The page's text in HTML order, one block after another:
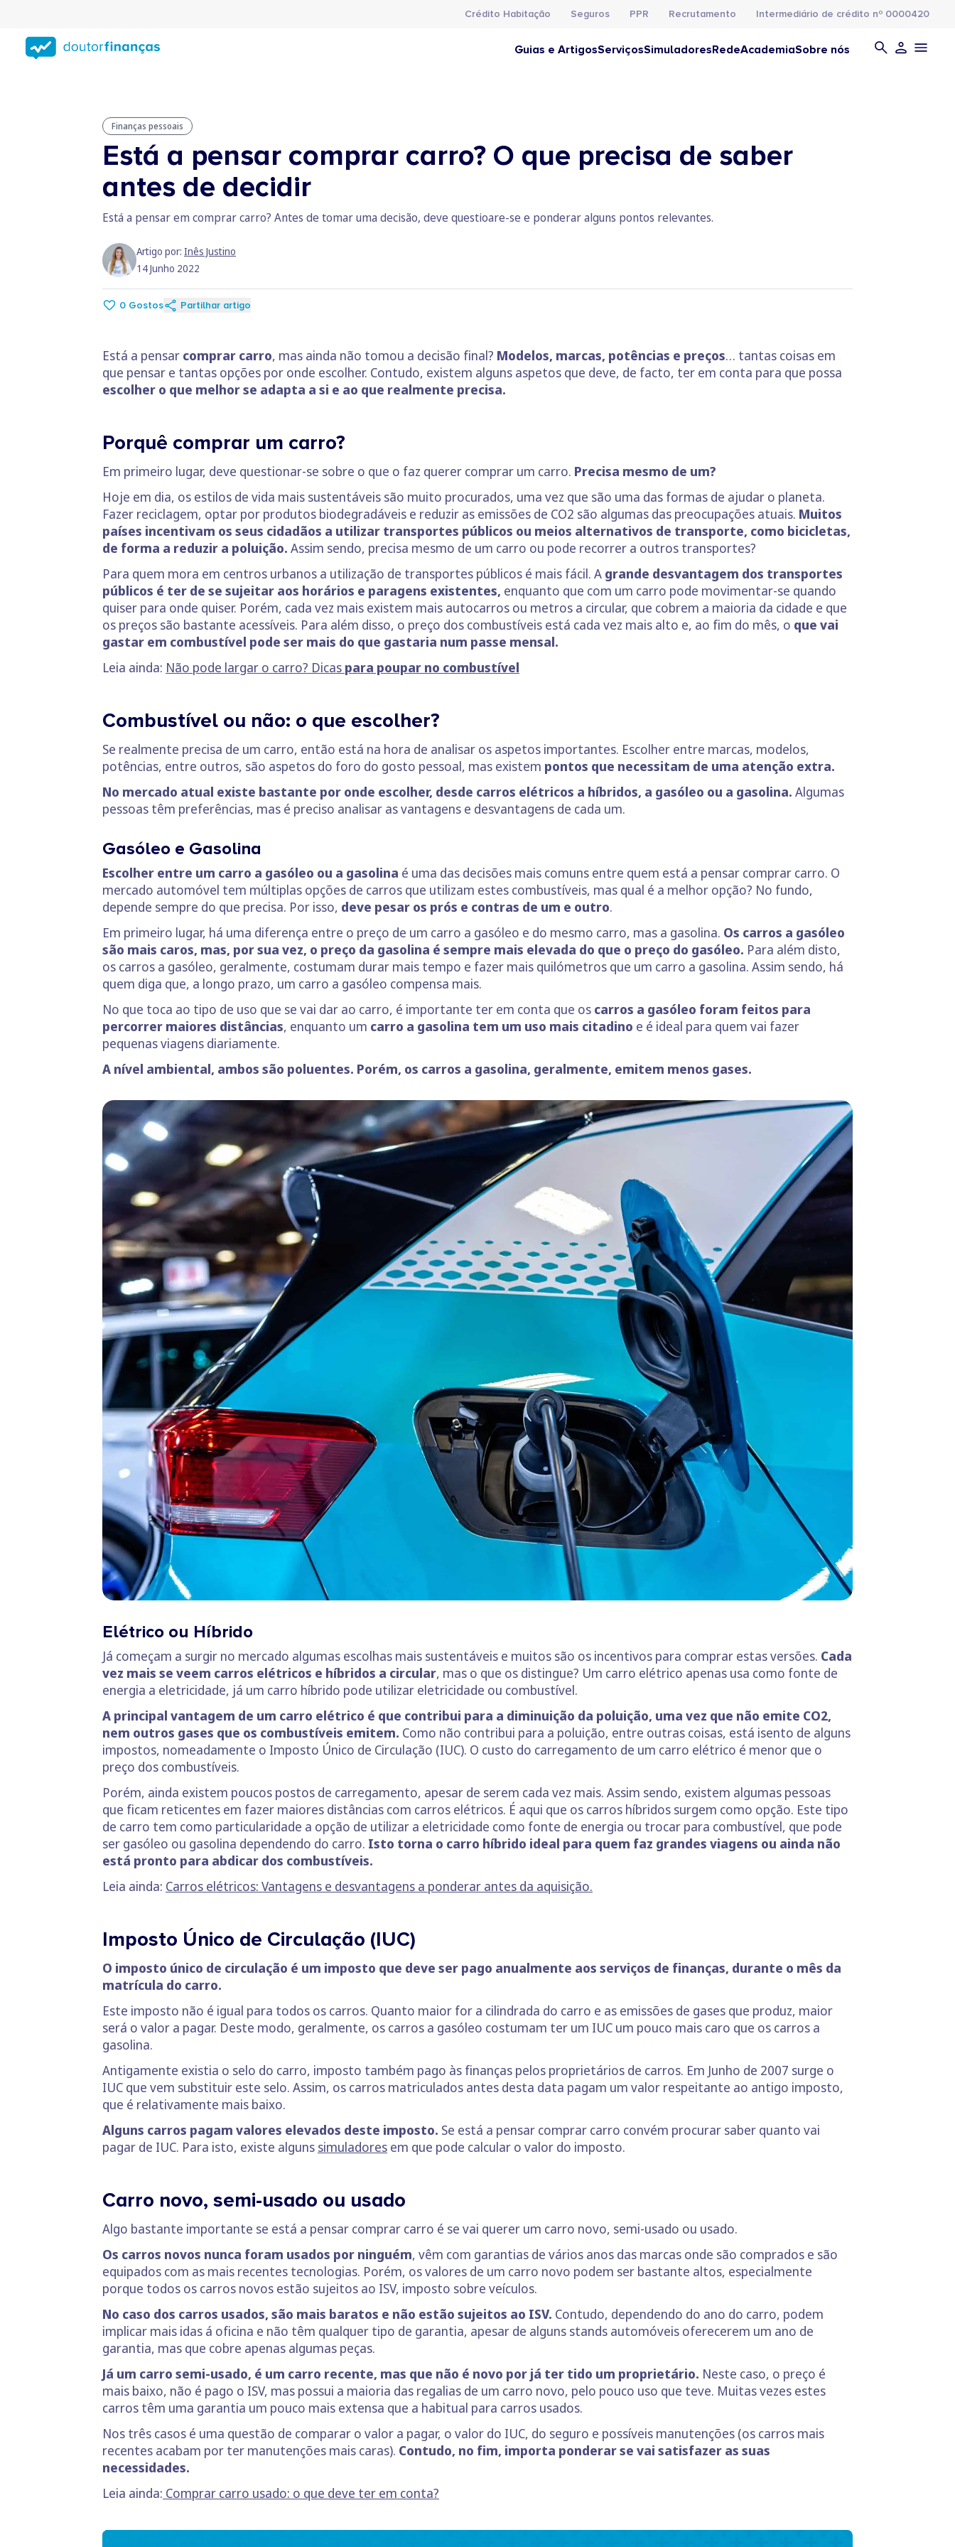
conteúdo
principal
Crédito Habitação Seguros PPR Recrutamento Intermediário de crédito nº 0000420
Guias e ArtigosServiçosSimuladoresRedeAcademiaSobre nós
Finanças pessoais
Está a pensar comprar carro? O que precisa de saber
antes de decidir
Está a pensar em comprar carro? Antes de tomar uma decisão, deve questioare-se e ponderar alguns pontos relevantes.
Artigo por: Inês Justino
14 Junho 2022
0 Gostos Partilhar artigo
Está a pensar comprar carro, mas ainda não tomou a decisão final? Modelos, marcas, potências e preços… tantas coisas em
que pensar e tantas opções por onde escolher. Contudo, existem alguns aspetos que deve, de facto, ter em conta para que possa
escolher o que melhor se adapta a si e ao que realmente precisa.
Porquê comprar um carro?
Em primeiro lugar, deve questionar-se sobre o que o faz querer comprar um carro. Precisa mesmo de um?
Hoje em dia, os estilos de vida mais sustentáveis são muito procurados, uma vez que são uma das formas de ajudar o planeta.
Fazer reciclagem, optar por produtos biodegradáveis e reduzir as emissões de CO2 são algumas das preocupações atuais. Muitos
países incentivam os seus cidadãos a utilizar transportes públicos ou meios alternativos de transporte, como bicicletas,
de forma a reduzir a poluição. Assim sendo, precisa mesmo de um carro ou pode recorrer a outros transportes?
Para quem mora em centros urbanos a utilização de transportes públicos é mais fácil. A grande desvantagem dos transportes
públicos é ter de se sujeitar aos horários e paragens existentes, enquanto que com um carro pode movimentar-se quando
quiser para onde quiser. Porém, cada vez mais existem mais autocarros ou metros a circular, que cobrem a maioria da cidade e que
os preços são bastante acessíveis. Para além disso, o preço dos combustíveis está cada vez mais alto e, ao fim do mês, o que vai
gastar em combustível pode ser mais do que gastaria num passe mensal.
Leia ainda: Não pode largar o carro? Dicas para poupar no combustível
Combustível ou não: o que escolher?
Se realmente precisa de um carro, então está na hora de analisar os aspetos importantes. Escolher entre marcas, modelos,
potências, entre outros, são aspetos do foro do gosto pessoal, mas existem pontos que necessitam de uma atenção extra.
No mercado atual existe bastante por onde escolher, desde carros elétricos a híbridos, a gasóleo ou a gasolina. Algumas
pessoas têm preferências, mas é preciso analisar as vantagens e desvantagens de cada um.
Gasóleo e Gasolina
Escolher entre um carro a gasóleo ou a gasolina é uma das decisões mais comuns entre quem está a pensar comprar carro. O
mercado automóvel tem múltiplas opções de carros que utilizam estes combustíveis, mas qual é a melhor opção? No fundo,
depende sempre do que precisa. Por isso, deve pesar os prós e contras de um e outro.
Em primeiro lugar, há uma diferença entre o preço de um carro a gasóleo e do mesmo carro, mas a gasolina. Os carros a gasóleo
são mais caros, mas, por sua vez, o preço da gasolina é sempre mais elevada do que o preço do gasóleo. Para além disto,
os carros a gasóleo, geralmente, costumam durar mais tempo e fazer mais quilómetros que um carro a gasolina. Assim sendo, há
quem diga que, a longo prazo, um carro a gasóleo compensa mais.
No que toca ao tipo de uso que se vai dar ao carro, é importante ter em conta que os carros a gasóleo foram feitos para
percorrer maiores distâncias, enquanto um carro a gasolina tem um uso mais citadino e é ideal para quem vai fazer
pequenas viagens diariamente.
A nível ambiental, ambos são poluentes. Porém, os carros a gasolina, geralmente, emitem menos gases.
Elétrico ou Híbrido
Já começam a surgir no mercado algumas escolhas mais sustentáveis e muitos são os incentivos para comprar estas versões. Cada
vez mais se veem carros elétricos e híbridos a circular, mas o que os distingue? Um carro elétrico apenas usa como fonte de
energia a eletricidade, já um carro híbrido pode utilizar eletricidade ou combustível.
A principal vantagem de um carro elétrico é que contribui para a diminuição da poluição, uma vez que não emite CO2,
nem outros gases que os combustíveis emitem. Como não contribui para a poluição, entre outras coisas, está isento de alguns
impostos, nomeadamente o Imposto Único de Circulação (IUC). O custo do carregamento de um carro elétrico é menor que o
preço dos combustíveis.
Porém, ainda existem poucos postos de carregamento, apesar de serem cada vez mais. Assim sendo, existem algumas pessoas
que ficam reticentes em fazer maiores distâncias com carros elétricos. É aqui que os carros híbridos surgem como opção. Este tipo
de carro tem como particularidade a opção de utilizar a eletricidade como fonte de energia ou trocar para combustível, que pode
ser gasóleo ou gasolina dependendo do carro. Isto torna o carro híbrido ideal para quem faz grandes viagens ou ainda não
está pronto para abdicar dos combustíveis.
Leia ainda: Carros elétricos: Vantagens e desvantagens a ponderar antes da aquisição.
Imposto Único de Circulação (IUC)
O imposto único de circulação é um imposto que deve ser pago anualmente aos serviços de finanças, durante o mês da
matrícula do carro.
Este imposto não é igual para todos os carros. Quanto maior for a cilindrada do carro e as emissões de gases que produz, maior
será o valor a pagar. Deste modo, geralmente, os carros a gasóleo costumam ter um IUC um pouco mais caro que os carros a
gasolina.
Antigamente existia o selo do carro, imposto também pago às finanças pelos proprietários de carros. Em Junho de 2007 surge o
IUC que vem substituir este selo. Assim, os carros matriculados antes desta data pagam um valor respeitante ao antigo imposto,
que é relativamente mais baixo.
Alguns carros pagam valores elevados deste imposto. Se está a pensar comprar carro convém procurar saber quanto vai
pagar de IUC. Para isto, existe alguns simuladores em que pode calcular o valor do imposto.
Carro novo, semi-usado ou usado
Algo bastante importante se está a pensar comprar carro é se vai querer um carro novo, semi-usado ou usado.
Os carros novos nunca foram usados por ninguém, vêm com garantias de vários anos das marcas onde são comprados e são
equipados com as mais recentes tecnologias. Porém, os valores de um carro novo podem ser bastante altos, especialmente
porque todos os carros novos estão sujeitos ao ISV, imposto sobre veículos.
No caso dos carros usados, são mais baratos e não estão sujeitos ao ISV. Contudo, dependendo do ano do carro, podem
implicar mais idas á oficina e não têm qualquer tipo de garantia, apesar de alguns stands automóveis oferecerem um ano de
garantia, mas que cobre apenas algumas peças.
Já um carro semi-usado, é um carro recente, mas que não é novo por já ter tido um proprietário. Neste caso, o preço é
mais baixo, não é pago o ISV, mas possui a maioria das regalias de um carro novo, pelo pouco uso que teve. Muitas vezes estes
carros têm uma garantia um pouco mais extensa que a habitual para carros usados.
Nos três casos é uma questão de comparar o valor a pagar, o valor do IUC, do seguro e possíveis manutenções (os carros mais
recentes acabam por ter manutenções mais caras). Contudo, no fim, importa ponderar se vai satisfazer as suas
necessidades.
Leia ainda: Comprar carro usado: o que deve ter em conta?